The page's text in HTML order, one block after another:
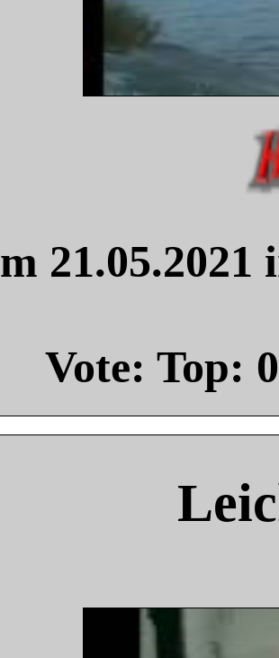
Vote: Top: 0